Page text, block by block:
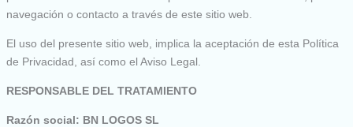
navegación o contacto a través de este sitio web.
El uso del presente sitio web, implica la aceptación de esta Política
de Privacidad, así como el Aviso Legal.
RESPONSABLE DEL TRATAMIENTO
Razón social: BN LOGOS SL